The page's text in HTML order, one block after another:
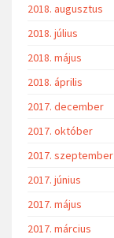
2018. augusztus
2018. július
2018. május
2018. április
2017. december
2017. október
2017. szeptember
2017. június
2017. május
2017. március